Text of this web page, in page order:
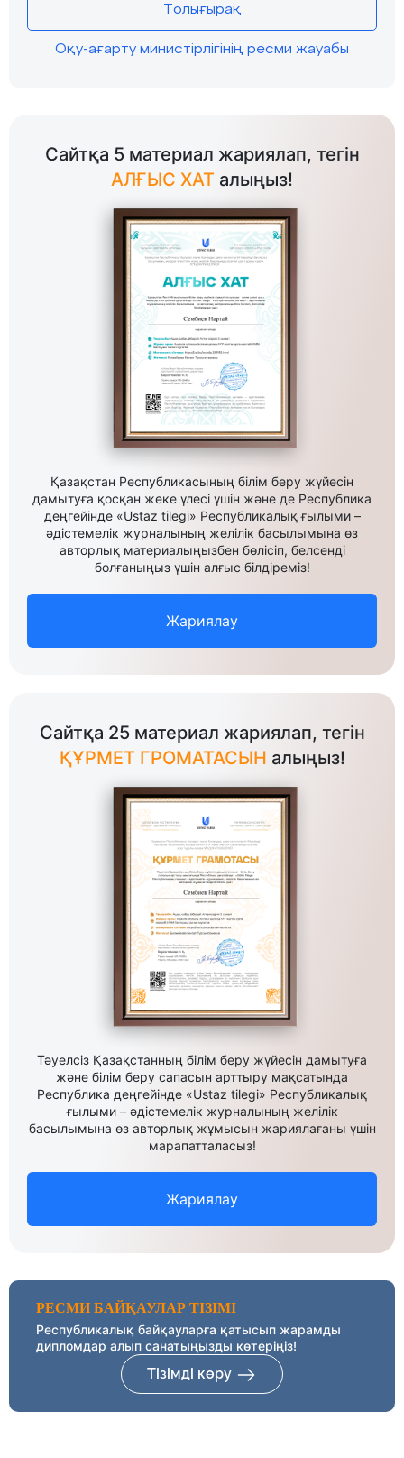
Толығырақ
Оқу-ағарту министірлігінің ресми жауабы
Сайтқа 5 материал жариялап, тегін
АЛҒЫС ХАТ алыңыз!
Қазақстан Республикасының білім беру жүйесін
дамытуға қосқан жеке үлесі үшін және де Республика
деңгейінде «Ustaz tilegi» Республикалық ғылыми –
әдістемелік журналының желілік басылымына өз
авторлық материалыңызбен бөлісіп, белсенді
болғаныңыз үшін алғыс білдіреміз!
Жариялау
Сайтқа 25 материал жариялап, тегін
ҚҰРМЕТ ГРОМАТАСЫН алыңыз!
Тәуелсіз Қазақстанның білім беру жүйесін дамытуға
және білім беру сапасын арттыру мақсатында
Республика деңгейінде «Ustaz tilegi» Республикалық
ғылыми – әдістемелік журналының желілік
басылымына өз авторлық жұмысын жариялағаны үшін
марапатталасыз!
Жариялау
РЕСМИ БАЙҚАУЛАР ТІЗІМІ
Республикалық байқауларға қатысып жарамды
дипломдар алып санатыңызды көтеріңіз!
Тізімді көру